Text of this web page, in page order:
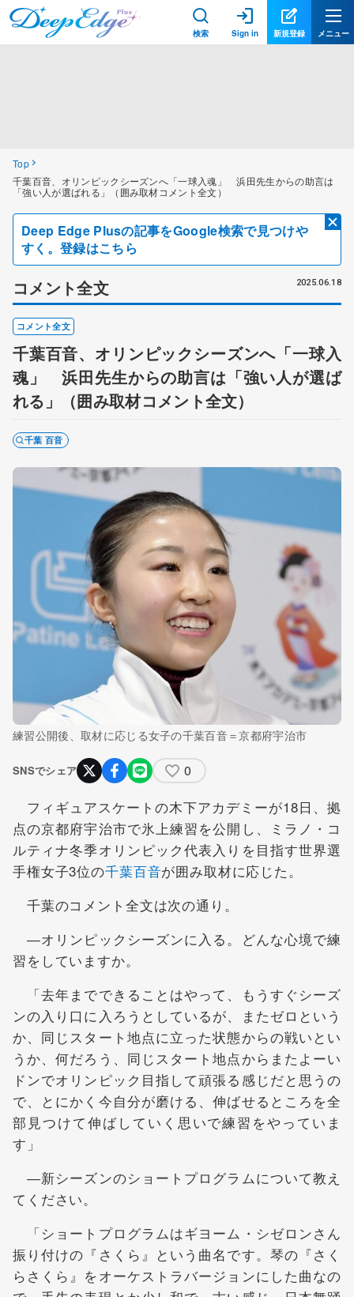
検索 Sign in 新規登録 メニュー
Top
千葉百音、オリンピックシーズンへ「一球入魂」 浜田先生からの助言は
「強い人が選ばれる」（囲み取材コメント全文）
Deep Edge Plusの記事をGoogle検索で見つけや
すく。登録はこちら
コメント全文 2025.06.18
コメント全文
千葉百音、オリンピックシーズンへ「一球入
魂」 浜田先生からの助言は「強い人が選ば
れる」（囲み取材コメント全文）
千葉 百音
練習公開後、取材に応じる女子の千葉百音＝京都府宇治市
SNSでシェア 0
フィギュアスケートの木下アカデミーが18日、拠
点の京都府宇治市で氷上練習を公開し、ミラノ・コ
ルティナ冬季オリンピック代表入りを目指す世界選
手権女子3位の千葉百音が囲み取材に応じた。
千葉のコメント全文は次の通り。
―オリンピックシーズンに入る。どんな心境で練
習をしていますか。
「去年までできることはやって、もうすぐシーズ
ンの入り口に入ろうとしているが、またゼロという
か、同じスタート地点に立った状態からの戦いとい
うか、何だろう、同じスタート地点からまたよーい
ドンでオリンピック目指して頑張る感じだと思うの
で、とにかく今自分が磨ける、伸ばせるところを全
部見つけて伸ばしていく思いで練習をやっていま
す」
―新シーズンのショートプログラムについて教え
てください。
「ショートプログラムはギヨーム・シゼロンさん
振り付けの『さくら』という曲名です。琴の『さく
らさくら』をオーケストラバージョンにした曲なの